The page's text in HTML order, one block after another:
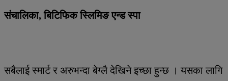
संचालिका, बिटिफिक स्लिमिङ एन्ड स्पा
सबैलाई स्मार्ट र अरुभन्दा बेग्लै देखिने इच्छा हुन्छ । यसका लागि